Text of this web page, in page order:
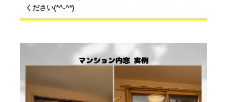
ください(*^-^*)